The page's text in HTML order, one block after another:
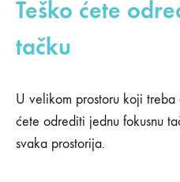
Teško ćete
tačku
U velikom prostoru koji
ćete odrediti jednu fokusnu
svaka prostorija.